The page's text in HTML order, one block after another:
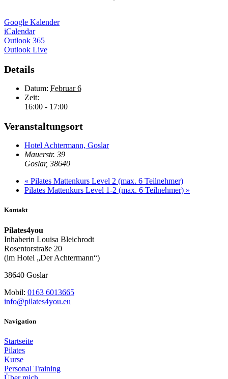
Google Kalender
iCalendar
Outlook 365
Outlook Live
Details
Datum: Februar 6
Zeit:
16:00 - 17:00
Veranstaltungsort
Hotel Achtermann, Goslar
Mauerstr. 39
Goslar, 38640
« Pilates Mattenkurs Level 2 (max. 6 Teilnehmer)
Pilates Mattenkurs Level 1-2 (max. 6 Teilnehmer) »
Kontakt
Pilates4you
Inhaberin Louisa Bleichrodt
Rosentorstraße 20
(im Hotel „Der Achtermann“)
38640 Goslar
Mobil: 0163 6013665
info@pilates4you.eu
Navigation
Startseite
Pilates
Kurse
Personal Training